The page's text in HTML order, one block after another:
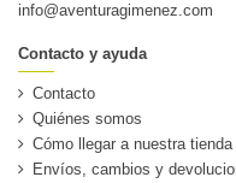
info@aventuragimenez.com
Contacto y ayuda
Contacto
Quiénes somos
Cómo llegar a nuestra tienda
Envíos, cambios y